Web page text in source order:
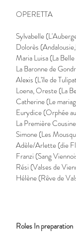
OPERETTA
Sylvabelle
Dolorès
Maria Luisa (La
La Baronne de
Alexis (L'île de
Loena, Oreste (La
Catherine (Le
Eurydice (Orphée
La Première
Simone (Les
Adèle/Arlette (die
Franzi (Sang
Rési (Valses de
Hélène (Rêve de
Roles In